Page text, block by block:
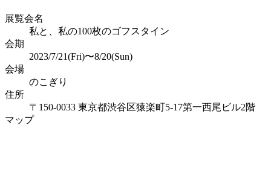
展覧会名
私と、私の100枚のゴフスタイン
会期
2023/7/21(Fri)〜8/20(Sun)
会場
のこぎり
住所
〒150-0033 東京都渋谷区猿楽町5-17第一西尾ビル2階
マップ